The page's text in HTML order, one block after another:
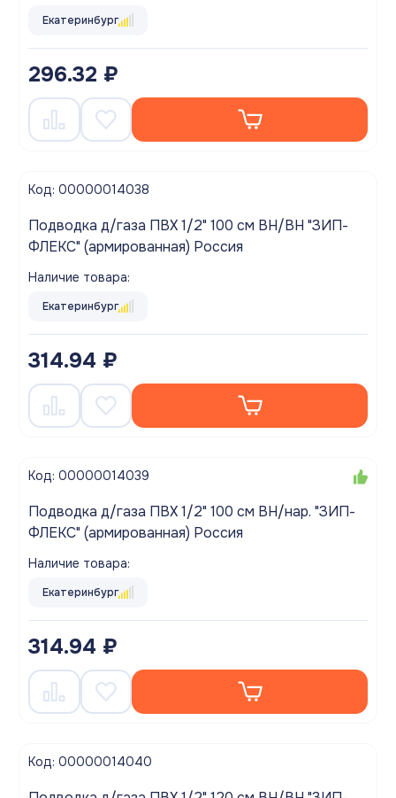
Екатеринбург
296.32 ₽
Код: 00000014038
Подводка д/газа ПВХ 1/2" 100 см ВН/ВН "ЗИП-
ФЛЕКС" (армированная) Россия
Наличие товара:
Екатеринбург
314.94 ₽
Код: 00000014039
Подводка д/газа ПВХ 1/2" 100 см ВН/нар. "ЗИП-
ФЛЕКС" (армированная) Россия
Наличие товара:
Екатеринбург
314.94 ₽
Код: 00000014040